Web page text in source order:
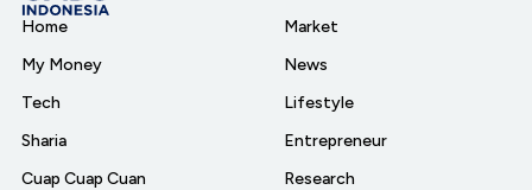
Home
My Money
Tech
Sharia
Cuap Cuap Cuan
Market
News
Lifestyle
Entrepreneur
Research